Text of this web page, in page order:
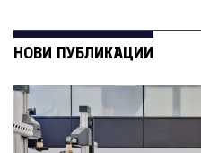
НОВИ ПУБЛИКАЦИИ